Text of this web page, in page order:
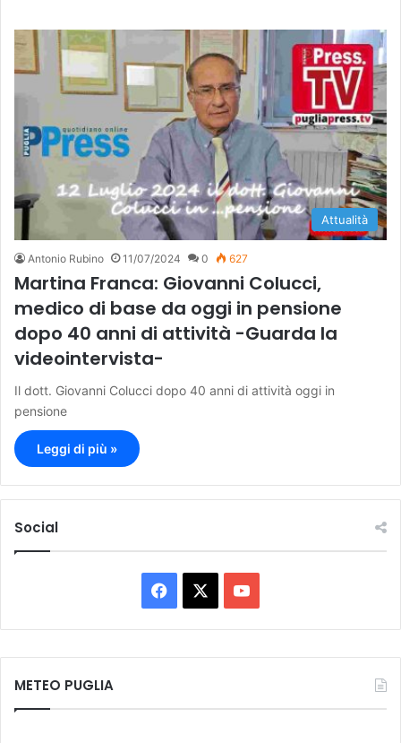
Attualità
Antonio Rubino 11/07/2024 0 627
Martina Franca: Giovanni Colucci,
medico di base da oggi in pensione
dopo 40 anni di attività -Guarda la
videointervista-
Il dott. Giovanni Colucci dopo 40 anni di attività oggi in
pensione
Leggi di più »
Social
a
c
o
u
METEO PUGLIA